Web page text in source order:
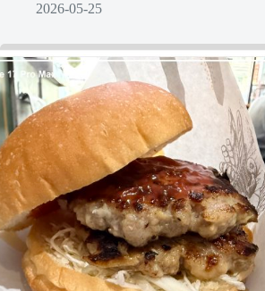
2026-05-25